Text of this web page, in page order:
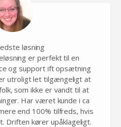
løsning
er perfekt til en
og support ift opsætning
utroligt let tilgængeligt at
som ikke er vandt til at
Har været kunde i ca
end 100% tilfreds, hvis
Driften kører upåklageligt.